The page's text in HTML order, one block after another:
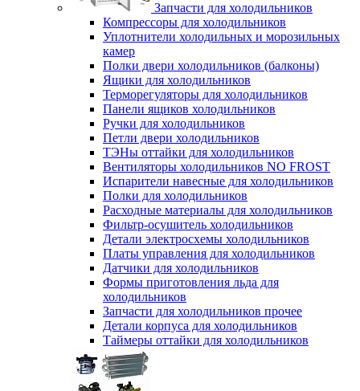
Запчасти для холодильников
Компрессоры для холодильников
Уплотнители холодильных и морозильных
камер
Полки двери холодильников (балконы)
Ящики для холодильников
Терморегуляторы для холодильников
Панели ящиков холодильников
Ручки для холодильников
Петли двери холодильников
ТЭНы оттайки для холодильников
Вентиляторы холодильников NO FROST
Испарители навесные для холодильников
Полки для холодильников
Расходные материалы для холодильников
Фильтр-осушитель холодильников
Детали электросхемы холодильников
Платы управления для холодильников
Датчики для холодильников
Формы приготовления льда для
холодильников
Запчасти для холодильников прочее
Детали корпуса для холодильников
Таймеры оттайки для холодильников